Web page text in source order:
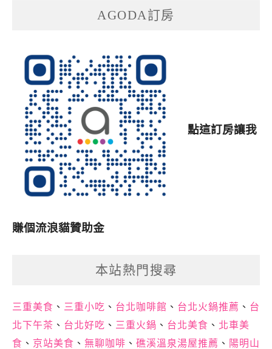
AGODA訂房
點這訂房讓我
賺個流浪貓贊助金
本站熱門搜尋
三重美食 、 三重小吃 、 台北咖啡館 、 台北火鍋推薦 、 台
北下午茶 、 台北好吃 、 三重火鍋 、 台北美食 、 北車美
食 、 京站美食 、 無聊咖啡 、 礁溪溫泉湯屋推薦 、 陽明山